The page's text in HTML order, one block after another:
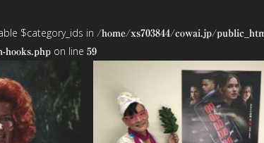
$category_ids in /home/xs703844/cowai.jp/
hooks.php on line 59